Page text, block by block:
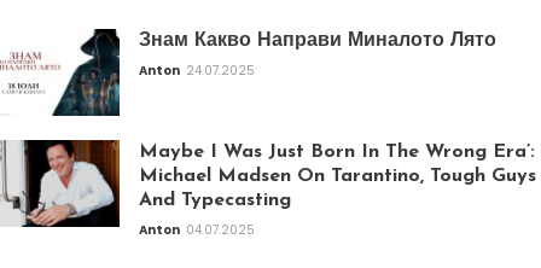
Знам Какво Направи Миналото Лято
Anton 24.07.2025
Maybe I Was Just Born In The Wrong Era’:
Michael Madsen On Tarantino, Tough Guys
And Typecasting
Anton 04.07.2025